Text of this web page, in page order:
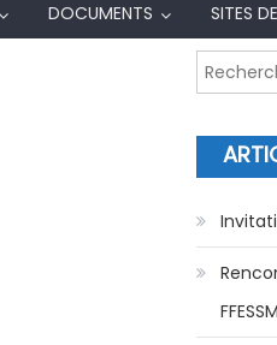
DOCUMENTS SITES
FFESSM